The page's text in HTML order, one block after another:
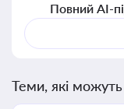
Повний AI-
Теми, які можуть